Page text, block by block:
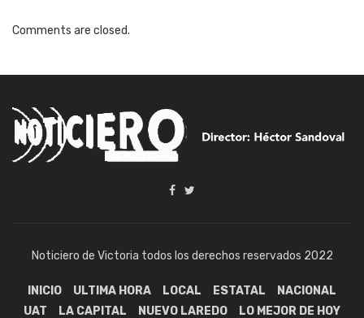
Comments are closed.
Noticiero de Victoria todos los derechos reservados 2022
INICIO ULTIMA HORA LOCAL ESTATAL
NACIONAL
UAT
LA CAPITAL NUEVO LAREDO LO MEJOR DE HOY